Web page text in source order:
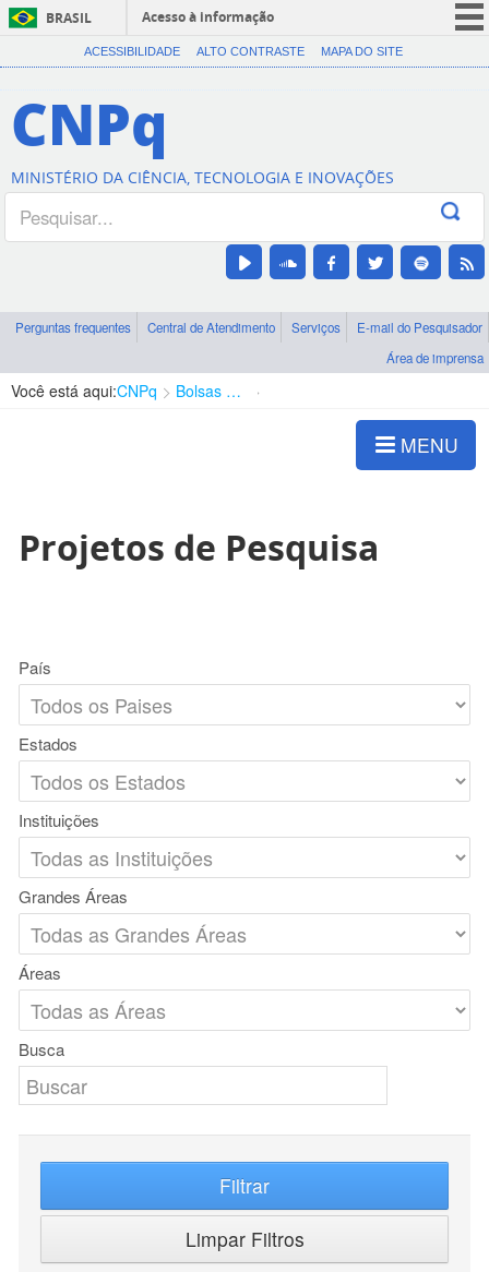
BRASIL
Acesso à informação
CORONAVÍRUS (COVID-19)
Canais
ACESSIBILIDADE ALTO CONTRASTE MAPA DO SITE
CNPq
MINISTÉRIO DA CIÊNCIA, TECNOLOGIA E INOVAÇÕES
Perguntas frequentes Central de Atendimento Serviços
E-mail do Pesquisador
Área de imprensa
Você está aqui:CNPq Bolsas e Auxílios Vigentes
MENU
Projetos de Pesquisa
País
Estados
Instituições
Grandes Áreas
Áreas
Busca
Filtrar
Limpar Filtros